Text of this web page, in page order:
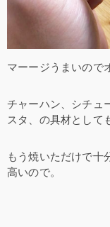
マーージうまいので
チャーハン、シチュ
スタ、の具材として
もう焼いただけで十
高いので。